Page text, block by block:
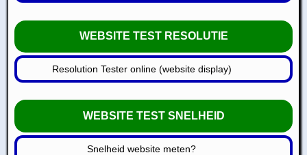
WEBSITE TEST RESOLUTIE
Resolution Tester online (website display)
WEBSITE TEST SNELHEID
Snelheid website meten?